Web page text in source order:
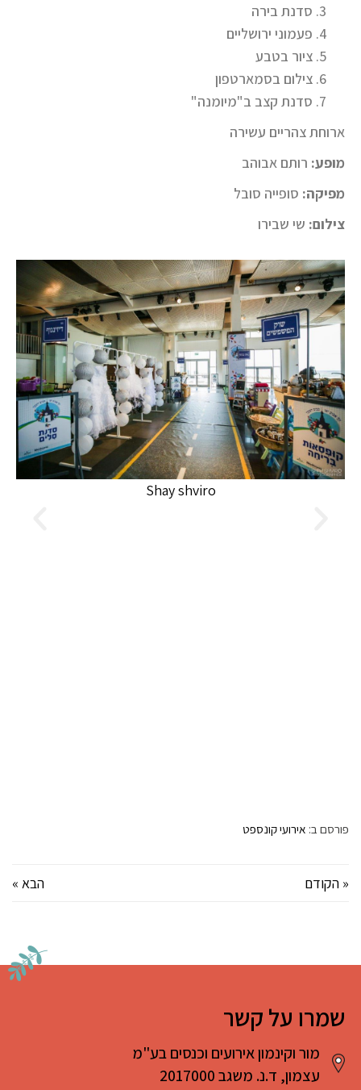
סדנת בירה
פעמוני ירושליים
ציור בטבע
צילום בסמארטפון
סדנת קצב ב"מיומנה"
ארוחת צהריים עשירה
מופע: רותם אבוהב
מפיקה: סופייה סובל
צילום: שי שבירו
Shay shviro
פורסם ב: אירועי קונספט
« הקודם הבא »
שמרו על קשר
מור וקינמון אירועים וכנסים בע"מ
עצמון, ד.נ. משגב 2017000